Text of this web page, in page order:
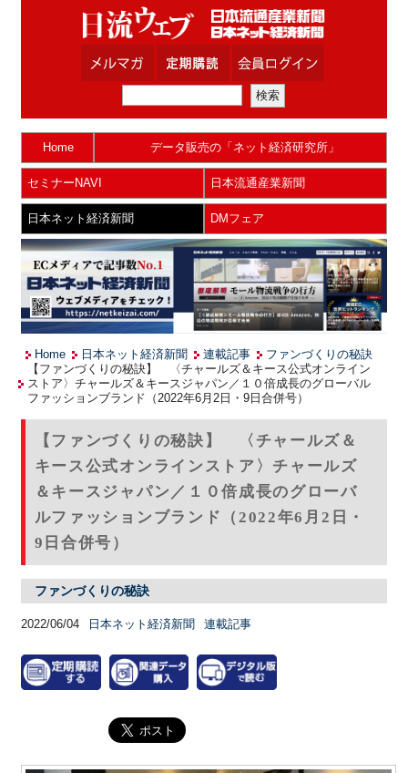
Home データ販売の「ネット経済研究所」
セミナーNAVI 日本流通産業新聞
日本ネット経済新聞 DMフェア
Home 日本ネット経済新聞 連載記事
ファンづくりの秘訣
【ファンづくりの秘訣】 〈チャールズ＆キース公式オンライン
ストア〉チャールズ＆キースジャパン／１０倍成長のグローバル
ファッションブランド（2022年6月2日・9日合併号）
【ファンづくりの秘訣】 〈チャールズ＆
キース公式オンラインストア〉チャールズ
＆キースジャパン／１０倍成長のグローバ
ルファッションブランド（2022年6月2日・
9日合併号）
ファンづくりの秘訣
2022/06/04 日本ネット経済新聞 連載記事